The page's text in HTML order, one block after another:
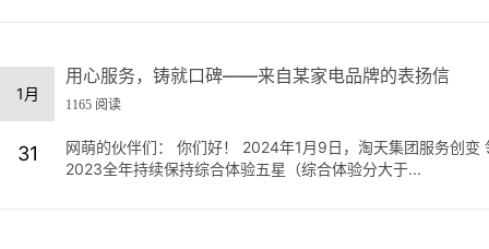
1月
31
用心服务，铸就口碑——来自某家电品牌的表扬信
1165 阅读
网萌的伙伴们： 你们好！ 2024年1月9日，淘天集团服务创
2023全年持续保持综合体验五星（综合体验分大于...